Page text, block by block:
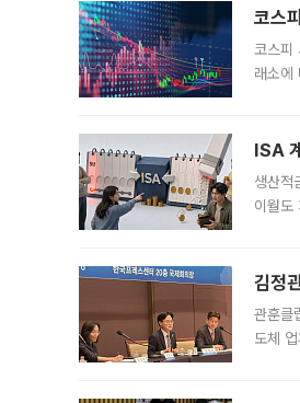
코스
코스피
래소
ISA
생산적
이월도
김정
관훈클
도체